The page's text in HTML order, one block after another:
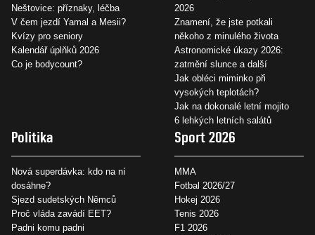
Neštovice: příznaky, léčba
V čem jezdí Yamal a Mesii?
Kvízy pro seniory
Kalendář úplňků 2026
Co je bodycount?
2026
Znamení, že jste potkali
někoho z minulého života
Astronomické úkazy 2026:
zatmění slunce a další
Jak obléci miminko při
vysokých teplotách?
Jak na dokonalé letní mojito
6 lehkých letních salátů
Politika
Nová superdávka: kdo na ní
dosáhne?
Sjezd sudetských Němců
Proč vláda zavádí EET?
Padni komu padni
Sport 2026
MMA
Fotbal 2026/27
Hokej 2026
Tenis 2026
F1 2026